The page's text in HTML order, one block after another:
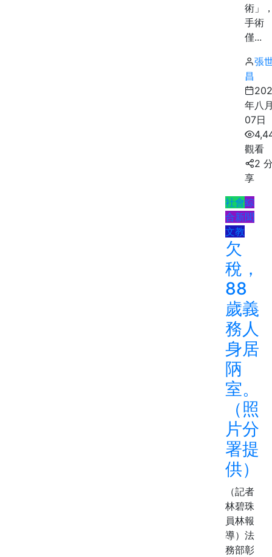
術」
手術
僅...
張
昌
年八
07日
觀看
2
享
社會綜
合新聞
文教
欠
稅，
88
歲義
務人
身居
陃
室。
（照
片分
署提
供）
（記者
林碧珠
員林報
導）法
務部彰